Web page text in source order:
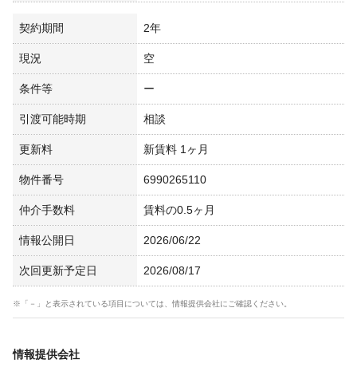
契約期間 2年
現況 空
条件等 ー
引渡可能時期 相談
更新料 新賃料 1ヶ月
物件番号 6990265110
仲介手数料 賃料の0.5ヶ月
情報公開日 2026/06/22
次回更新予定日 2026/08/17
※「－」と表示されている項目については、情報提供会社にご確認ください。
情報提供会社